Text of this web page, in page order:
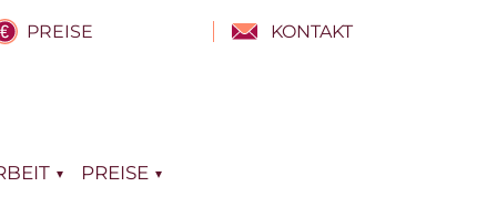
PREISE KONTAKT
PREISE